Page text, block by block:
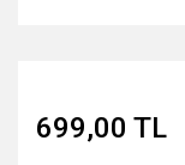
699,00 TL